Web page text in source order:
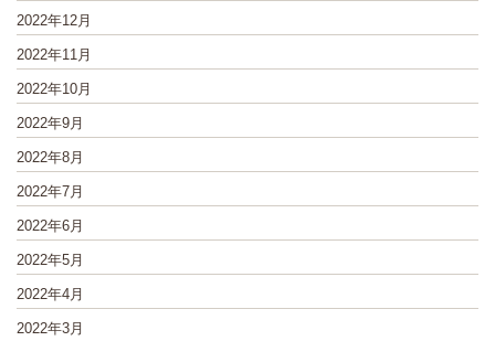
2022年12月
2022年11月
2022年10月
2022年9月
2022年8月
2022年7月
2022年6月
2022年5月
2022年4月
2022年3月